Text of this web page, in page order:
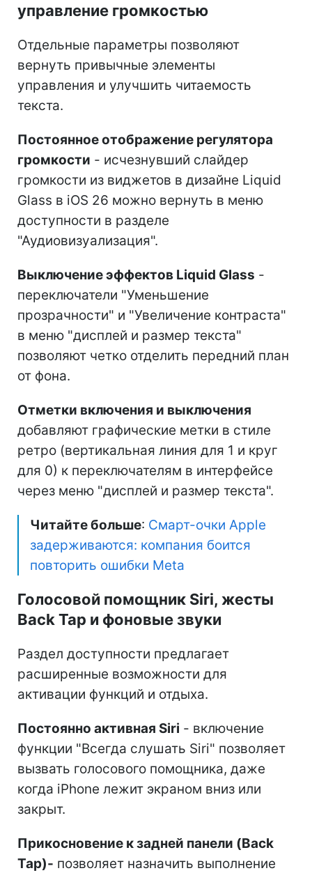
управление громкостью
Отдельные параметры позволяют
вернуть привычные элементы
управления и улучшить читаемость
текста.
Постоянное отображение регулятора
громкости - исчезнувший слайдер
громкости из виджетов в дизайне Liquid
Glass в iOS 26 можно вернуть в меню
доступности в разделе
"Аудиовизуализация".
Выключение эффектов Liquid Glass -
переключатели "Уменьшение
прозрачности" и "Увеличение контраста"
в меню "дисплей и размер текста"
позволяют четко отделить передний план
от фона.
Отметки включения и выключения
добавляют графические метки в стиле
ретро (вертикальная линия для 1 и круг
для 0) к переключателям в интерфейсе
через меню "дисплей и размер текста".
Читайте больше: Смарт-очки Apple
задерживаются: компания боится
повторить ошибки Meta
Голосовой помощник Siri, жесты
Back Tap и фоновые звуки
Раздел доступности предлагает
расширенные возможности для
активации функций и отдыха.
Постоянно активная Siri - включение
функции "Всегда слушать Siri" позволяет
вызвать голосового помощника, даже
когда iPhone лежит экраном вниз или
закрыт.
Прикосновение к задней панели (Back
Tap)- позволяет назначить выполнение